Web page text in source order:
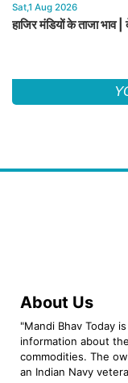
Sat,1 Aug 2026
हाजिर मंडियों के ताजा भाव |
About Us
"Mandi Bhav Today
information about
commodities. The
an Indian Navy